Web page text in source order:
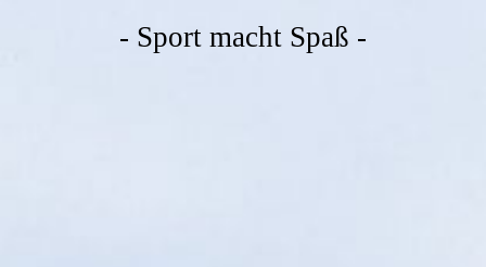
- Sport macht Spaß -